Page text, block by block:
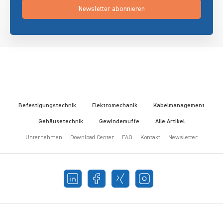
Newsletter abonnieren
Befestigungstechnik Elektromechanik Kabelmanagement
Gehäusetechnik Gewindemuffe Alle Artikel
Unternehmen Download Center FAQ Kontakt Newsletter